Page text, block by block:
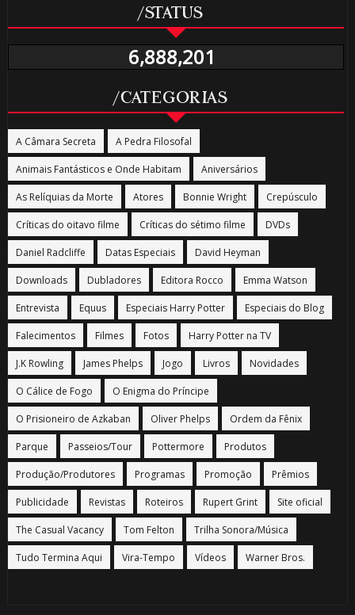
/STATUS
6,888,201
/CATEGORIAS
A Câmara Secreta A Pedra Filosofal
Animais Fantásticos e Onde Habitam Aniversários
As Relíquias da Morte Atores Bonnie Wright Crepúsculo
Críticas do oitavo filme Críticas do sétimo filme DVDs
Daniel Radcliffe Datas Especiais David Heyman
Downloads Dubladores Editora Rocco Emma Watson
Entrevista Equus Especiais Harry Potter Especiais do Blog
Falecimentos Filmes Fotos Harry Potter na TV
J.K Rowling James Phelps Jogo Livros Novidades
O Cálice de Fogo O Enigma do Príncipe
O Prisioneiro de Azkaban Oliver Phelps Ordem da Fênix
Parque Passeios/Tour Pottermore Produtos
Produção/Produtores Programas Promoção Prêmios
Publicidade Revistas Roteiros Rupert Grint Site oficial
The Casual Vacancy Tom Felton Trilha Sonora/Música
Tudo Termina Aqui Vira-Tempo Vídeos Warner Bros.